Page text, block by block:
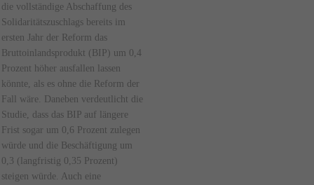
die vollständige Abschaffung des
Solidaritätszuschlags bereits im
ersten Jahr der Reform das
Bruttoinlandsprodukt (BIP) um 0,4
Prozent höher ausfallen lassen
könnte, als es ohne die Reform der
Fall wäre. Daneben verdeutlicht die
Studie, dass das BIP auf längere
Frist sogar um 0,6 Prozent zulegen
würde und die Beschäftigung um
0,3 (langfristig 0,35 Prozent)
steigen würde. Auch eine